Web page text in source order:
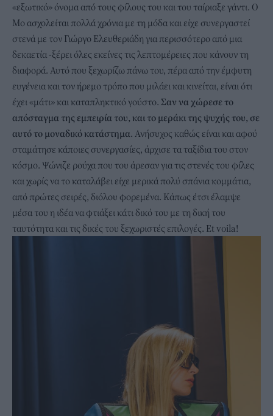
«εξωτικό» όνομα από τους φίλους του και του ταίριαξε γάντι. Ο
Μο ασχολείται πολλά χρόνια με τη μόδα και είχε συνεργαστεί
στενά με τον Γιώργο Ελευθεριάδη για περισσότερο από μια
δεκαετία -ξέρει όλες εκείνες τις λεπτομέρειες που κάνουν τη
διαφορά. Αυτό που ξεχωρίζω πάνω του, πέρα από την έμφυτη
ευγένεια και τον ήρεμο τρόπο που μιλάει και κινείται, είναι ότι
έχει «μάτι» και καταπληκτικό γούστο. Σαν να χώρεσε το
απόσταγμα της εμπειρία του, και το μεράκι της ψυχής του, σε
αυτό το μοναδικό κατάστημα. Ανήσυχος καθώς είναι και αφού
σταμάτησε κάποιες συνεργασίες, άρχισε τα ταξίδια του στον
κόσμο. Ψώνιζε ρούχα που του άρεσαν για τις στενές του φίλες
και χωρίς να το καταλάβει είχε μερικά πολύ σπάνια κομμάτια,
από πρώτες σειρές, διόλου φορεμένα. Κάπως έτσι έλαμψε
μέσα του η ιδέα να φτιάξει κάτι δικό του με τη δική του
ταυτότητα και τις δικές του ξεχωριστές επιλογές. Et voila!